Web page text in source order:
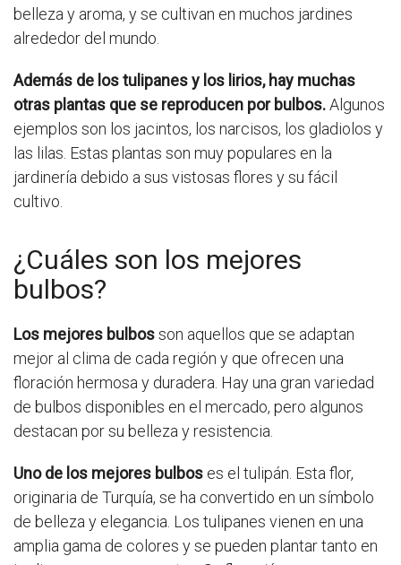
belleza y aroma, y se cultivan en muchos jardines
alrededor del mundo.
Además de los tulipanes y los lirios, hay muchas
otras plantas que se reproducen por bulbos.Algunos
ejemplos son los jacintos, los narcisos, los gladiolos y
las lilas. Estas plantas son muy populares en la
jardinería debido a sus vistosas flores y su fácil
cultivo.
¿Cuáles son los mejores
bulbos?
Los mejores bulbosson aquellos que se adaptan
mejor al clima de cada región y que ofrecen una
floración hermosa y duradera. Hay una gran variedad
de bulbos disponibles en el mercado, pero algunos
destacan por su belleza y resistencia.
Uno de los mejores bulbos es el tulipán. Esta flor,
originaria de Turquía, se ha convertido en un símbolo
de belleza y elegancia. Los tulipanes vienen en una
amplia gama de colores y se pueden plantar tanto en